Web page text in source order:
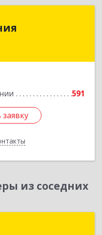
591
г, Малкова ул,
из соседних